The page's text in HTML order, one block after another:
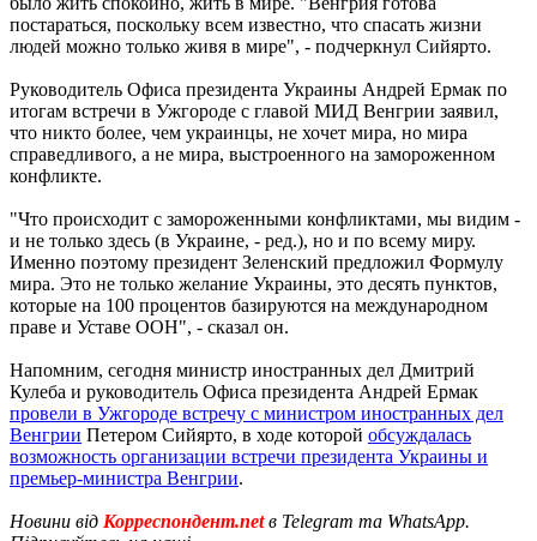
постараться, поскольку всем известно, что спасать жизни
людей можно только живя в мире", - подчеркнул Сийярто.
Руководитель Офиса президента Украины Андрей Ермак по
итогам встречи в Ужгороде с главой МИД Венгрии заявил,
что никто более, чем украинцы, не хочет мира, но мира
справедливого, а не мира, выстроенного на замороженном
конфликте.
"Что происходит с замороженными конфликтами, мы видим -
и не только здесь (в Украине, - ред.), но и по всему миру.
Именно поэтому президент Зеленский предложил Формулу
мира. Это не только желание Украины, это десять пунктов,
которые на 100 процентов базируются на международном
праве и Уставе ООН", - сказал он.
Напомним, сегодня министр иностранных дел Дмитрий
Кулеба и руководитель Офиса президента Андрей Ермак
провели в Ужгороде встречу с министром иностранных дел
Венгрии Петером Сийярто, в ходе которой обсуждалась
возможность организации встречи президента Украины и
премьер-министра Венгрии.
Новини від Корреспондент.netв Telegram та WhatsApp.